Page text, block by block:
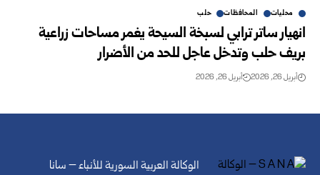
محليات المحافظات حلب
انهيار ساتر ترابي لسبخة السيحة يغمر مساحات زراعية
بريف حلب وتدخل عاجل للحد من الأضرار
أبريل 26, 2026 أبريل 26, 2026
الوكالة العربية السورية للأنباء – سانا